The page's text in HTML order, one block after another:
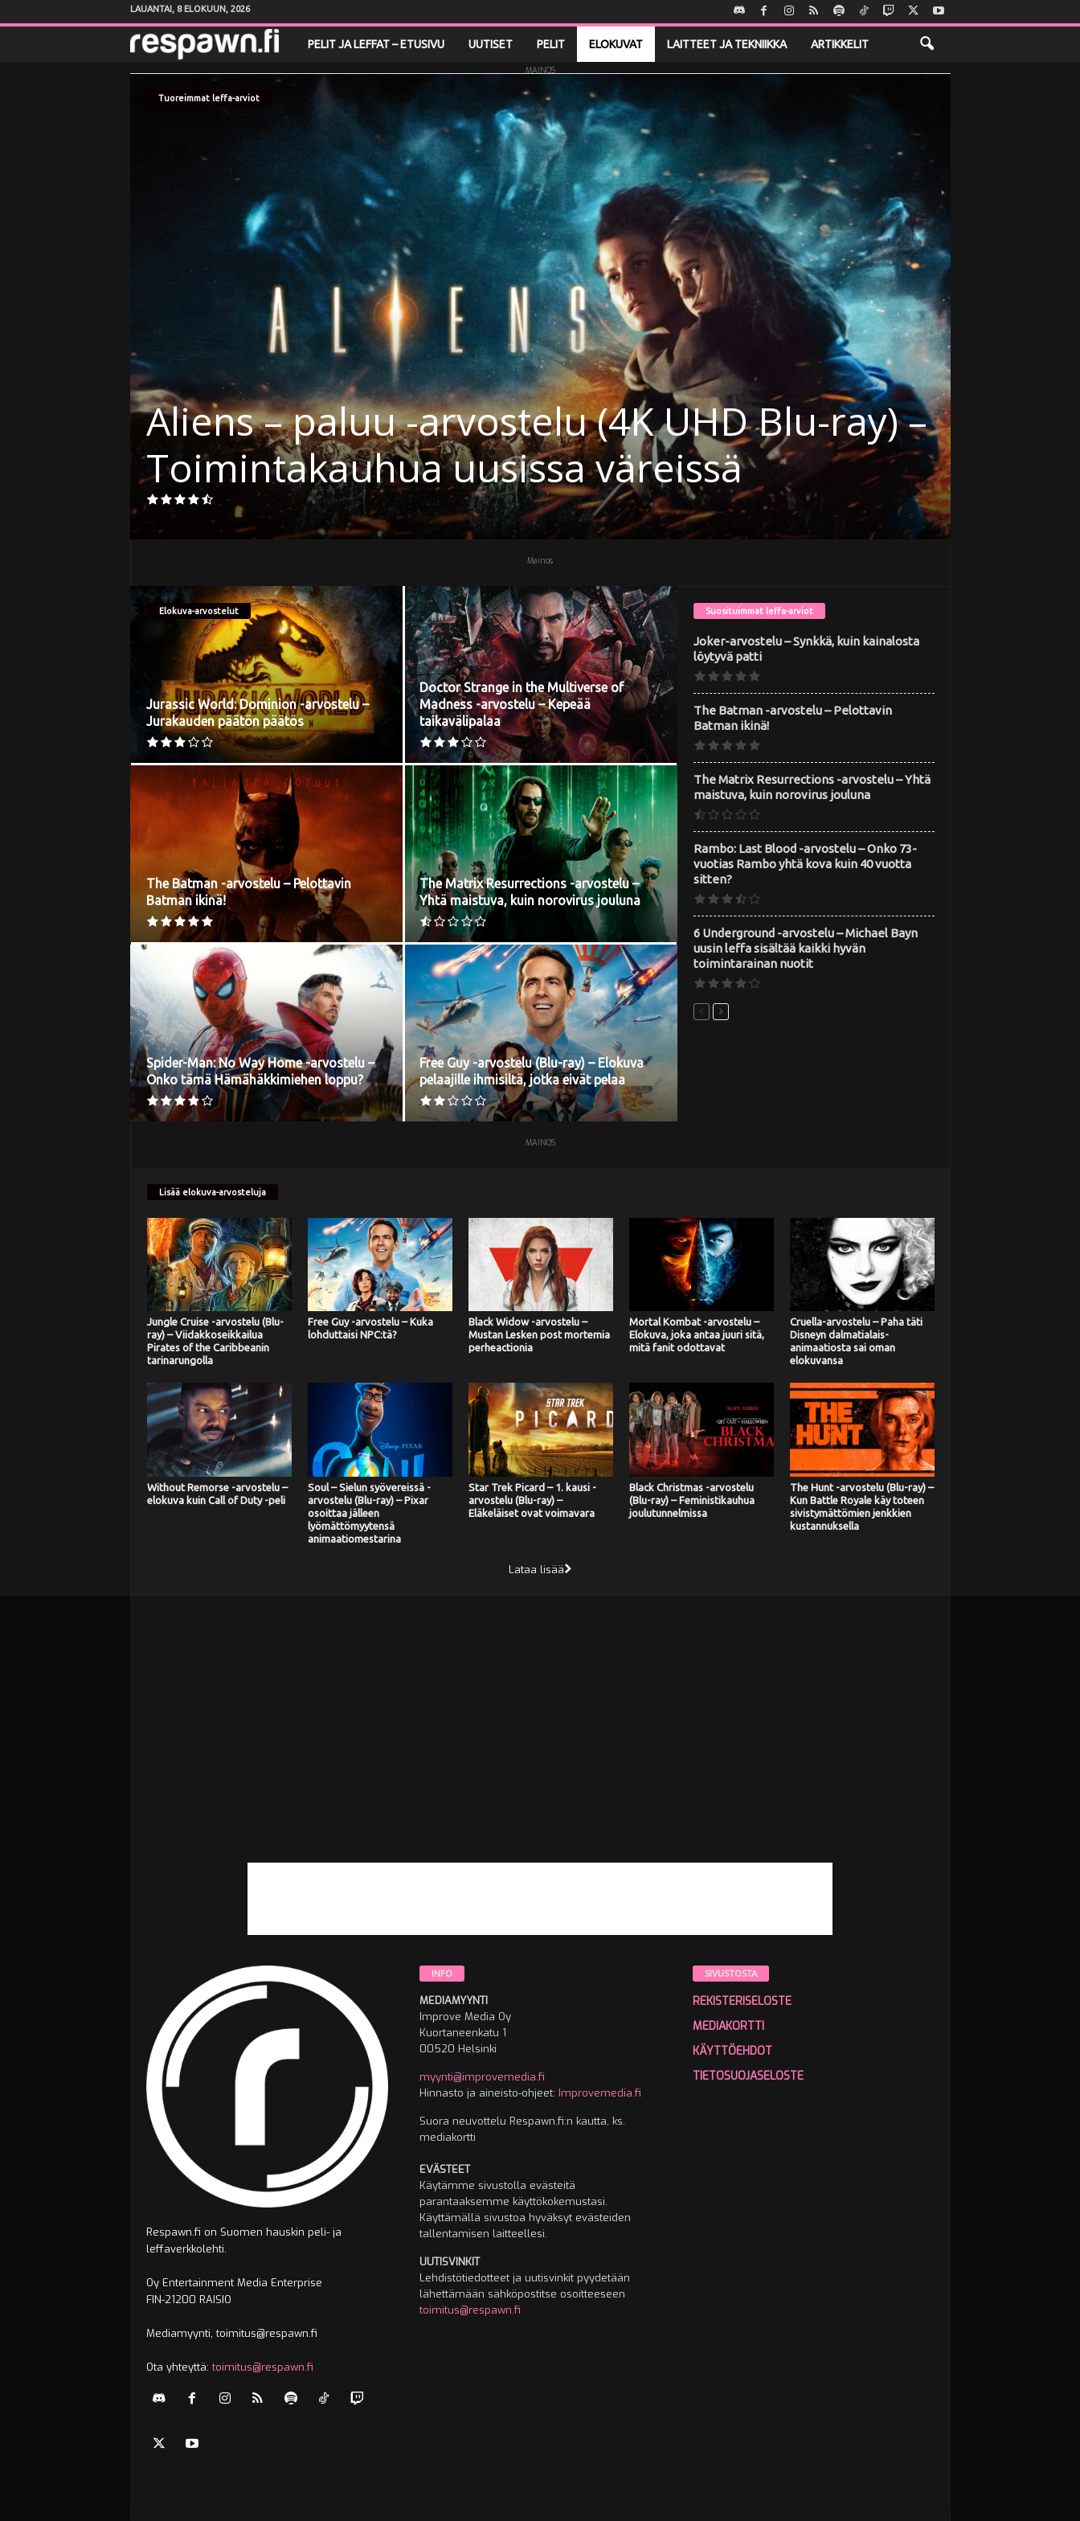
LAUANTAI, 8 ELOKUUN, 2026
PELIT JA LEFFAT – ETUSIVU UUTISET PELIT ELOKUVAT LAITTEET JA TEKNIIKKA ARTIKKELIT
MAINOS
Tuoreimmat leffa-arviot
True Lies -arvostelu (4K UHD Blu-ray) –
Terminatorin tekijöiden helmi
Mainos
Elokuva-arvostelut
Jurassic World: Dominion -arvostelu –
Jurakauden päätön päätös
Doctor Strange in the Multiverse of
Madness -arvostelu – Kepeää
taikavälipalaa
The Batman -arvostelu – Pelottavin
Batman ikinä!
The Matrix Resurrections -arvostelu –
Yhtä maistuva, kuin norovirus jouluna
Spider-Man: No Way Home -arvostelu –
Onko tämä Hämähäkkimiehen loppu?
Free Guy -arvostelu (Blu-ray) – Elokuva
pelaajille ihmisiltä, jotka eivät pelaa
Suosituimmat leffa-arviot
Joker-arvostelu – Synkkä, kuin kainalosta
löytyvä patti
The Batman -arvostelu – Pelottavin
Batman ikinä!
The Matrix Resurrections -arvostelu – Yhtä
maistuva, kuin norovirus jouluna
Rambo: Last Blood -arvostelu – Onko 73-
vuotias Rambo yhtä kova kuin 40 vuotta
sitten?
6 Underground -arvostelu – Michael Bayn
uusin leffa sisältää kaikki hyvän
toimintarainan nuotit
MAINOS
Lisää elokuva-arvosteluja
Jungle Cruise -arvostelu (Blu-
ray) – Viidakkoseikkailua
Pirates of the Caribbeanin
tarinarungolla
Free Guy -arvostelu – Kuka
lohduttaisi NPC:tä?
Black Widow -arvostelu –
Mustan Lesken post mortemia
perheactionia
Mortal Kombat -arvostelu –
Elokuva, joka antaa juuri sitä,
mitä fanit odottavat
Cruella-arvostelu – Paha täti
Disneyn dalmatialais-
animaatiosta sai oman
elokuvansa
Without Remorse -arvostelu –
elokuva kuin Call of Duty -peli
Soul – Sielun syövereissä -
arvostelu (Blu-ray) – Pixar
osoittaa jälleen
lyömättömyytensä
animaatiomestarina
Star Trek Picard – 1. kausi -
arvostelu (Blu-ray) –
Eläkeläiset ovat voimavara
Black Christmas -arvostelu
(Blu-ray) – Feministikauhua
joulutunnelmissa
The Hunt -arvostelu (Blu-ray) –
Kun Battle Royale käy toteen
sivistymättömien jenkkien
kustannuksella
Lataa lisää
Respawn.fi on Suomen hauskin peli- ja
leffaverkkolehti.
Oy Entertainment Media Enterprise
FIN-21200 RAISIO
Mediamyynti, toimitus@respawn.fi
Ota yhteyttä:toimitus@respawn.fi
INFO
MEDIAMYYNTI
Improve Media Oy
Kuortaneenkatu 1
00520 Helsinki
myynti@improvemedia.fi
Hinnasto ja aineisto-ohjeet: Improvemedia.fi
Suora neuvottelu Respawn.fi:n kautta, ks.
mediakortti
EVÄSTEET
Käytämme sivustolla evästeitä
parantaaksemme käyttökokemustasi.
Käyttämällä sivustoa hyväksyt evästeiden
tallentamisen laitteellesi.
UUTISVINKIT
Lehdistötiedotteet ja uutisvinkit pyydetään
lähettämään sähköpostitse osoitteeseen
toimitus@respawn.fi
SIVUSTOSTA
REKISTERISELOSTE
MEDIAKORTTI
KÄYTTÖEHDOT
TIETOSUOJASELOSTE